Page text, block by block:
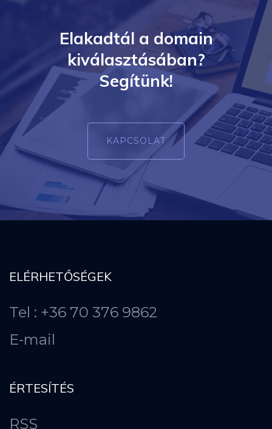
Elakadtál a domain
kiválasztásában?
Segítünk!
KAPCSOLAT
ELÉRHETŐSÉGEK
Tel : +36 70 376 9862
E-mail
ÉRTESÍTÉS
RSS